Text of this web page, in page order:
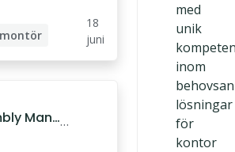
18
juni
Man L
med
unik
inom
lösningar
för
kontor